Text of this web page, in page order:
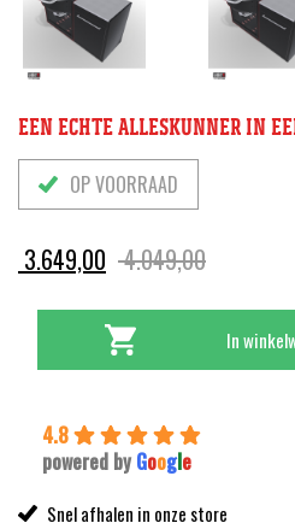
EEN ECHTE ALLESKUNNER IN
OP VOORRAAD
4.049,00
prijs
was:
3.649,00
Huidige
prijs
In
4.8
powered by Google
Snel afhalen in onze store